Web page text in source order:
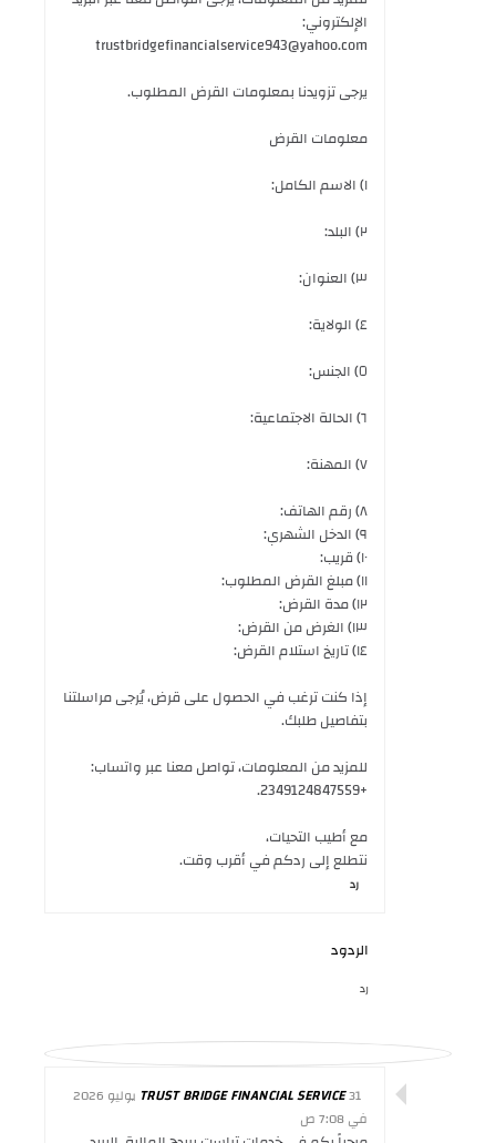
الإلكتروني:
trustbridgefinancialservice943@yahoo.com
يرجى تزويدنا بمعلومات القرض المطلوب.
معلومات القرض
١) الاسم الكامل:
٢) البلد:
٣) العنوان:
٤) الولاية:
٥) الجنس:
٦) الحالة الاجتماعية:
٧) المهنة:
٨) رقم الهاتف:
٩) الدخل الشهري:
١٠) قريب:
١١) مبلغ القرض المطلوب:
١٢) مدة القرض:
١٣) الغرض من القرض:
١٤) تاريخ استلام القرض:
إذا كنت ترغب في الحصول على قرض، يُرجى مراسلتنا
بتفاصيل طلبك.
للمزيد من المعلومات، تواصل معنا عبر واتساب:
+2349124847559.
مع أطيب التحيات،
نتطلع إلى ردكم في أقرب وقت.
رد
الردود
رد
TRUST BRIDGE FINANCIAL SERVICE
31 يوليو 2026
في 7:08 ص